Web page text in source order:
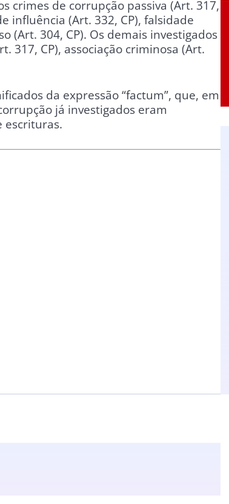
crimes de corrupção passiva (Art. 317,
influência (Art. 332, CP), falsidade
(Art. 304, CP). Os demais investigados
317, CP), associação criminosa (Art.
da expressão “factum”, que, em
já investigados eram
escrituras.